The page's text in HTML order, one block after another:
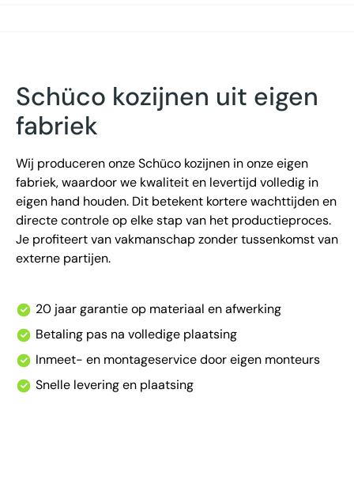
Schüco kozijnen uit eigen
fabriek
Wij produceren onze Schüco kozijnen in onze eigen
fabriek, waardoor we kwaliteit en levertijd volledig in
eigen hand houden. Dit betekent kortere wachttijden en
directe controle op elke stap van het productieproces.
Je profiteert van vakmanschap zonder tussenkomst van
externe partijen.
20 jaar garantie op materiaal en afwerking
Betaling pas na volledige plaatsing
Inmeet- en montageservice door eigen monteurs
Snelle levering en plaatsing